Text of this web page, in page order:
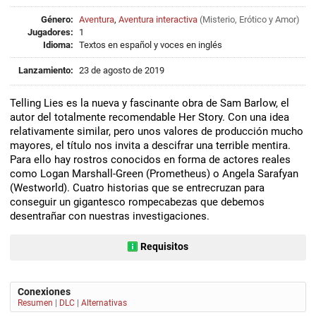
Género: Aventura, Aventura interactiva (Misterio, Erótico y Amor)
Jugadores:
1
Idioma: Textos en español y voces en inglés
Lanzamiento: 23 de agosto de 2019
Telling Lies es la nueva y fascinante obra de Sam Barlow, el
autor del totalmente recomendable Her Story. Con una idea
relativamente similar, pero unos valores de producción mucho
mayores, el título nos invita a descifrar una terrible mentira.
Para ello hay rostros conocidos en forma de actores reales
como Logan Marshall-Green (Prometheus) o Angela Sarafyan
(Westworld). Cuatro historias que se entrecruzan para
conseguir un gigantesco rompecabezas que debemos
desentrañar con nuestras investigaciones.
Requisitos
Conexiones
Resumen DLC Alternativas